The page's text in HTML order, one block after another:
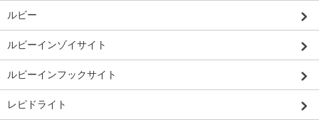
ルビー
ルビーインゾイサイト
ルビーインフックサイト
レピドライト